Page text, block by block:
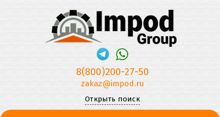
8(800)200-27-50
zakaz@impod.ru
Открыть поиск